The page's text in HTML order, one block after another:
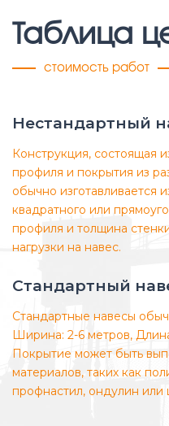
Таблица
стоимость работ
Нестандартный
Конструкция, состоящая
профиля и покрытия из
обычно изготавливается
квадратного или
профиля и толщина
нагрузки на навес.
Стандартный
Стандартные навесы
Ширина: 2-6 метров,
Покрытие может быть
материалов, таких как
профнастил, ондулин